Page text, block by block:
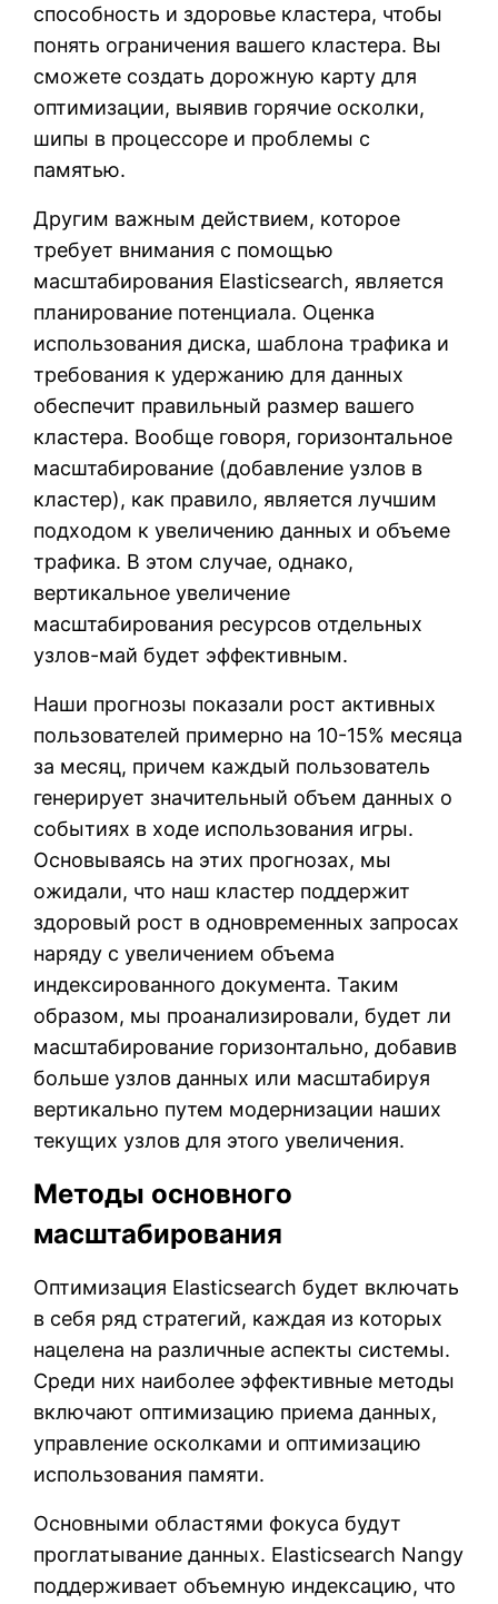
способность и здоровье кластера, чтобы
понять ограничения вашего кластера. Вы
сможете создать дорожную карту для
оптимизации, выявив горячие осколки,
шипы в процессоре и проблемы с
памятью.
Другим важным действием, которое
требует внимания с помощью
масштабирования Elasticsearch, является
планирование потенциала. Оценка
использования диска, шаблона трафика и
требования к удержанию для данных
обеспечит правильный размер вашего
кластера. Вообще говоря, горизонтальное
масштабирование (добавление узлов в
кластер), как правило, является лучшим
подходом к увеличению данных и объеме
трафика. В этом случае, однако,
вертикальное увеличение
масштабирования ресурсов отдельных
узлов-май будет эффективным.
Наши прогнозы показали рост активных
пользователей примерно на 10-15% месяца
за месяц, причем каждый пользователь
генерирует значительный объем данных о
событиях в ходе использования игры.
Основываясь на этих прогнозах, мы
ожидали, что наш кластер поддержит
здоровый рост в одновременных запросах
наряду с увеличением объема
индексированного документа. Таким
образом, мы проанализировали, будет ли
масштабирование горизонтально, добавив
больше узлов данных или масштабируя
вертикально путем модернизации наших
текущих узлов для этого увеличения.
Методы основного
масштабирования
Оптимизация Elasticsearch будет включать
в себя ряд стратегий, каждая из которых
нацелена на различные аспекты системы.
Среди них наиболее эффективные методы
включают оптимизацию приема данных,
управление осколками и оптимизацию
использования памяти.
Основными областями фокуса будут
проглатывание данных. Elasticsearch Nangy
поддерживает объемную индексацию, что